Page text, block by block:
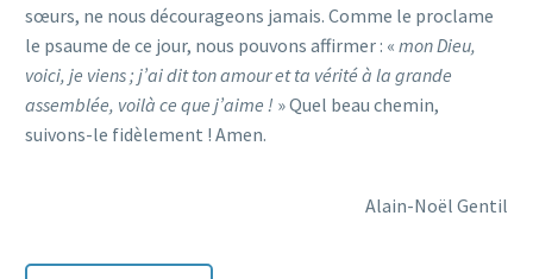
sœurs, ne nous décourageons jamais. Comme le proclame
le psaume de ce jour, nous pouvons affirmer : « mon Dieu,
voici, je viens ; j’ai dit ton amour et ta vérité à la grande
assemblée, voilà ce que j’aime ! » Quel beau chemin,
suivons-le fidèlement ! Amen.
Alain-Noël Gentil